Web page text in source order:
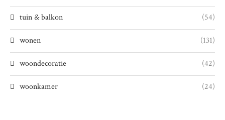
tuin & balkon (54)
wonen (131)
woondecoratie (42)
woonkamer (24)